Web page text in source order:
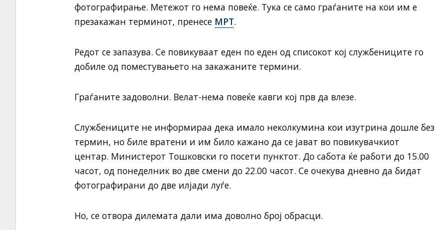
фотографирање. Метежот го нема повеќе. Тука се само граѓаните на кои им е
презакажан терминот, пренесе МРТ.
Редот се запазува. Се повикуваат еден по еден од списокот кој службениците го
добиле од поместувањето на закажаните термини.
Граѓаните задоволни. Велат-нема повеќе кавги кој прв да влезе.
Службениците не информираа дека имало неколкумина кои изутрина дошле без
термин, но биле вратени и им било кажано да се јават во повикувачкиот
центар. Министерот Тошковски го посети пунктот. До сабота ќе работи до 15.00
часот, од понеделник во две смени до 22.00 часот. Се очекува дневно да бидат
фотографирани до две илјади луѓе.
Но, се отвора дилемата дали има доволно број обрасци.